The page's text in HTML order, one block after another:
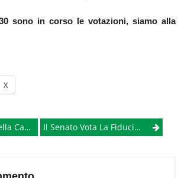
sono in corso le votazioni, siamo alla
X
Ma A Malavita È Finita” Il Senato Vota La Fiducia Alla Legge Delega Per La Riforma Del Lavoro: 165 Sì, 111 Contrari, 2 Astenuti